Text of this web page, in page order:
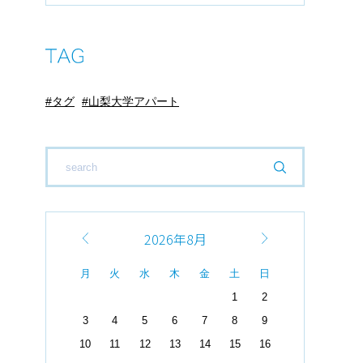
タグ 山梨大学アパート
2026年8月
月 火 水 木 金 土
日
1
2
3
4 5 6 7 8
9
10
11 12 13 14 15
16